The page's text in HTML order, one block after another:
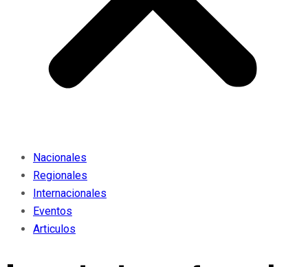
Nacionales
Regionales
Internacionales
Eventos
Articulos